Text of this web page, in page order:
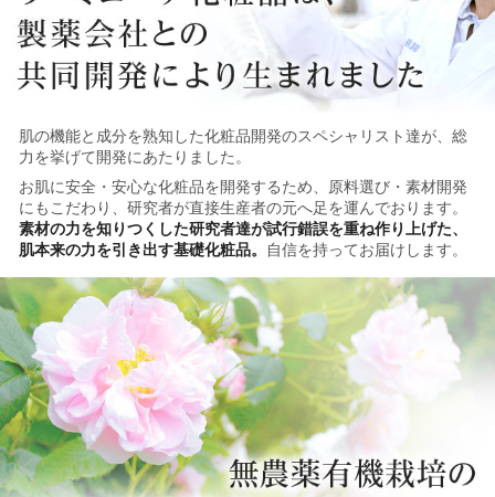
肌の機能と成分を熟知した化粧品開発のスペシャリスト達が、総
力を挙げて開発にあたりました。
お肌に安全・安心な化粧品を開発するため、原料選び・素材開発
にもこだわり、研究者が直接生産者の元へ足を運んでおります。
素材の力を知りつくした研究者達が試行錯誤を重ね作り上げた、
肌本来の力を引き出す基礎化粧品。 自信を持ってお届けします。